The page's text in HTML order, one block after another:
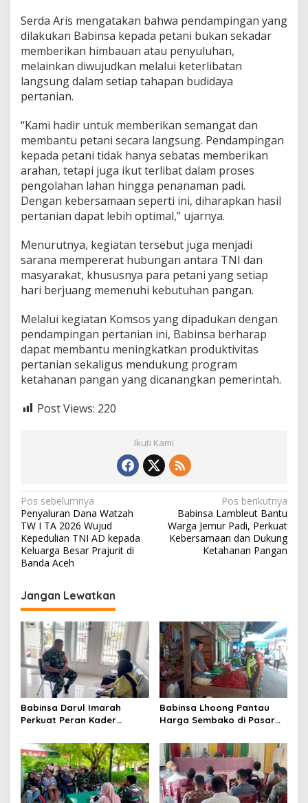
n
d
m
p
i
n
T
N
I
d
a
l
a
T
a
n
a
m
a
d
i
Serda Aris mengatakan bahwa pendampingan yang
dilakukan Babinsa kepada petani bukan sekadar
memberikan himbauan atau penyuluhan,
melainkan diwujudkan melalui keterlibatan
langsung dalam setiap tahapan budidaya
pertanian.
“Kami hadir untuk memberikan semangat dan
membantu petani secara langsung. Pendampingan
kepada petani tidak hanya sebatas memberikan
arahan, tetapi juga ikut terlibat dalam proses
pengolahan lahan hingga penanaman padi.
Dengan kebersamaan seperti ini, diharapkan hasil
pertanian dapat lebih optimal,” ujarnya.
Menurutnya, kegiatan tersebut juga menjadi
sarana mempererat hubungan antara TNI dan
masyarakat, khususnya para petani yang setiap
hari berjuang memenuhi kebutuhan pangan.
Melalui kegiatan Komsos yang dipadukan dengan
pendampingan pertanian ini, Babinsa berharap
dapat membantu meningkatkan produktivitas
pertanian sekaligus mendukung program
ketahanan pangan yang dicanangkan pemerintah.
Post Views: 220
Ikuti Kami
N
a
v
i
a
s
i
p
o
s
Pos sebelumnya
Penyaluran Dana Watzah
TW I TA 2026 Wujud
Kepedulian TNI AD kepada
Keluarga Besar Prajurit di
Banda Aceh
Pos berikutnya
Babinsa Lambleut Bantu
Warga Jemur Padi, Perkuat
Kebersamaan dan Dukung
Ketahanan Pangan
Jangan Lewatkan
Babinsa Darul Imarah
Perkuat Peran Kader
Mendukung Program Gizi
Anak
Babinsa Lhoong Pantau
Harga Sembako di Pasar
Perkembangannya